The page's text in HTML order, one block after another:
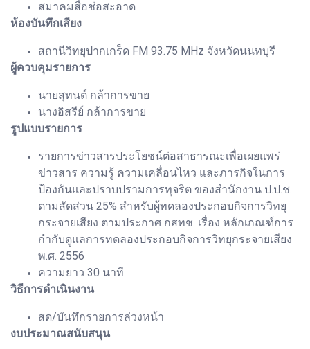
สมาคมสื่อช่อสะอาด
ห้องบันทึกเสียง
สถานีวิทยุปากเกร็ด FM 93.75 MHz จังหวัดนนทบุรี
ผู้ควบคุมรายการ
นายสุทนต์ กล้าการขาย
นางอิสรีย์ กล้าการขาย
รูปแบบรายการ
รายการข่าวสารประโยชน์ต่อสาธารณะเพื่อเผยแพร่
ข่าวสาร ความรู้ ความเคลื่อนไหว และภารกิจในการ
ป้องกันและปราบปรามการทุจริต ของสำนักงาน ป.ป.ช.
ตามสัดส่วน 25% สำหรับผู้ทดลองประกอบกิจการวิทยุ
กระจายเสียง ตามประกาศ กสทช. เรื่อง หลักเกณฑ์การ
กำกับดูแลการทดลองประกอบกิจการวิทยุกระจายเสียง
พ.ศ. 2556
ความยาว 30 นาที
วิธีการดำเนินงาน
สด/บันทึกรายการล่วงหน้า
งบประมาณสนับสนุน